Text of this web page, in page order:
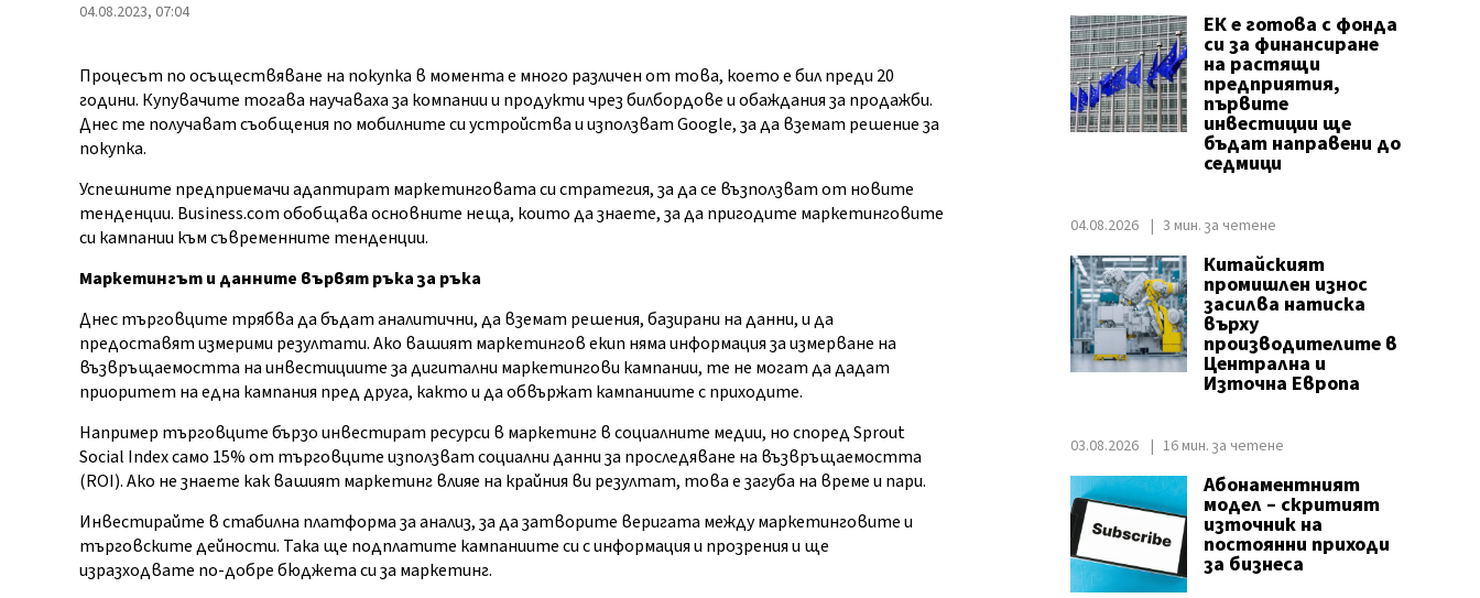
04.08.2023, 07:04
Процесът по осъществяване на покупка в момента е много различен от това, което е бил преди 20
години. Купувачите тогава научаваха за компании и продукти чрез билбордове и обаждания за продажби.
Днес те получават съобщения по мобилните си устройства и използват Google, за да вземат решение за
покупка.
Успешните предприемачи адаптират маркетинговата си стратегия, за да се възползват от новите
тенденции. Business.com обобщава основните неща, които да знаете, за да пригодите маркетинговите
си кампании към съвременните тенденции.
Маркетингът и данните вървят ръка за ръка
Днес търговците трябва да бъдат аналитични, да вземат решения, базирани на данни, и да
предоставят измерими резултати. Ако вашият маркетингов екип няма информация за измерване на
възвръщаемостта на инвестициите за дигитални маркетингови кампании, те не могат да дадат
приоритет на една кампания пред друга, както и да обвържат кампаниите с приходите.
Например търговците бързо инвестират ресурси в маркетинг в социалните медии, но според Sprout
Social Index само 15% от търговците използват социални данни за проследяване на възвръщаемостта
(ROI). Ако не знаете как вашият маркетинг влияе на крайния ви резултат, това е загуба на време и пари.
Инвестирайте в стабилна платформа за анализ, за да затворите веригата между маркетинговите и
търговските дейности. Така ще подплатите кампаниите си с информация и прозрения и ще
изразходвате по-добре бюджета си за маркетинг.
ЕК е готова с фонда
си за финансиране
на растящи
предприятия,
първите
инвестиции ще
бъдат направени до
седмици
04.08.2026 3 мин. за четене
Китайският
промишлен износ
засилва натиска
върху
производителите в
Централна и
Източна Европа
03.08.2026 16 мин. за четене
Абонаментният
модел – скритият
източник на
постоянни приходи
за бизнеса